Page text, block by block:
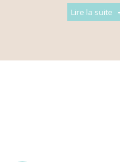
Lire la suite